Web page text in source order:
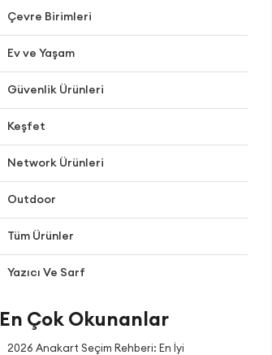
Çevre Birimleri
Ev ve Yaşam
Güvenlik Ürünleri
Keşfet
Network Ürünleri
Outdoor
Tüm Ürünler
Yazıcı Ve Sarf
En Çok Okunanlar
2026 Anakart Seçim Rehberi: En İyi